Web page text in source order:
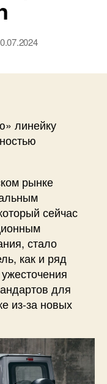
линейку
рынке
сейчас
стало
как и ряд
для
из-за новых